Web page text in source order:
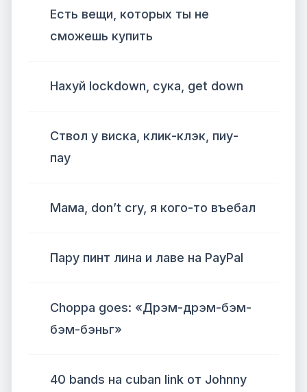
Есть вещи, которых ты не
сможешь купить
Нахуй lockdown, сука, get down
Ствол у виска, клик-клэк, пиу-
пау
Мама, don’t cry, я кого-то въебал
Пару пинт лина и лаве на PayPal
Choppa goes: «Дрэм-дрэм-бэм-
бэм-бэньг»
40 bands на cuban link от Johnny